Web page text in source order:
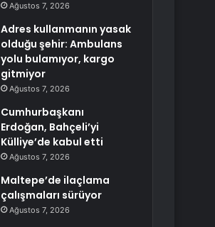
Ağustos 7, 2026
Adres kullanmanın yasak
olduğu şehir: Ambulans
yolu bulamıyor, kargo
gitmiyor
Ağustos 7, 2026
Cumhurbaşkanı
Erdoğan, Bahçeli’yi
Külliye’de kabul etti
Ağustos 7, 2026
Maltepe’de ilaçlama
çalışmaları sürüyor
Ağustos 7, 2026